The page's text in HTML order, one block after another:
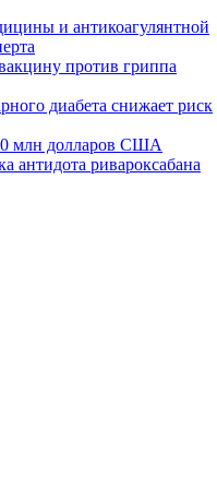
и антикоагулянтной
против гриппа
диабета снижает риск
млн долларов США
антидота ривароксабана